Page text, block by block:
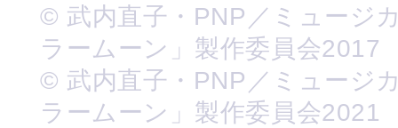
© 武内直子・PNP／ミュージ
ラームーン」製作委員会2017
© 武内直子・PNP／ミュージ
ラームーン」製作委員会2021